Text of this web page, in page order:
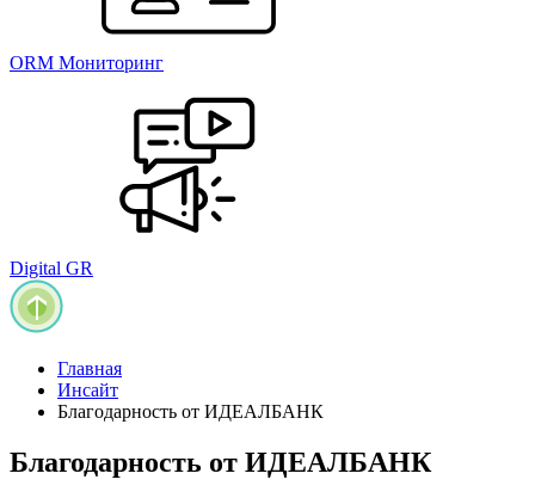
ORM Мониторинг
Digital GR
Главная
Инсайт
Благодарность от ИДЕАЛБАНК
Благодарность от ИДЕАЛБАНК